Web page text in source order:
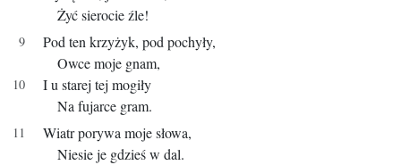
Żyć sierocie źle!
Pod ten krzyżyk, pod pochyły,
Owce moje gnam,
I u starej tej mogiły
Na fujarce gram.
Wiatr porywa moje słowa,
Niesie je gdzieś w dal.